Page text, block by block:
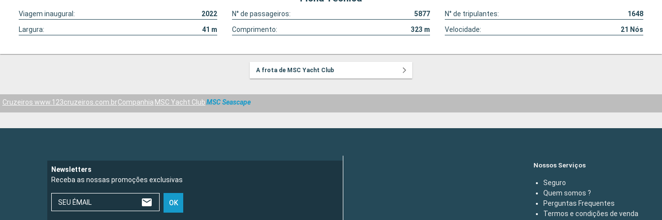
Viagem inaugural: 2022 N° de passageiros: 5877 N° de tripulantes:
1648
Largura:
41 m Comprimento: 323 m Velocidade: 21 Nós
A frota de MSC Yacht Club
Cruzeiros www.123cruzeiros.com.brCompanhia MSC Yacht ClubMSC Seascape
Newsletters
Receba as nossas promoções exclusivas
SEU ÉMAIL OK
Nossos Serviços
Seguro
Quem somos ?
Perguntas Frequentes
Termos e condições de venda